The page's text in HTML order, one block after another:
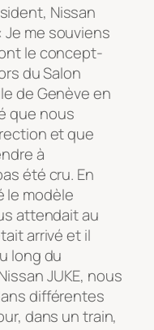
Nissan
Je me souviens
le concept-
du Salon
de Genève en
que nous
et que
à
été cru. En
le modèle
attendait au
arrivé et il
long du
JUKE, nous
différentes
dans un train,